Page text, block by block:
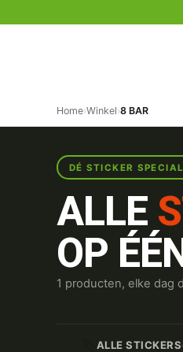
Home›Winkel›8 BAR
DÉ STICKER
ALLE
OP
1 producten, elke dag
ALLE STICKERS